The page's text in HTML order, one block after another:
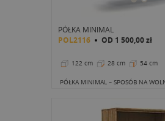
PÓŁKA MINIMAL
POL2116 OD 1 500,00 zł
122 cm 28 cm 54 cm
PÓŁKA MINIMAL – SPOSÓB NA